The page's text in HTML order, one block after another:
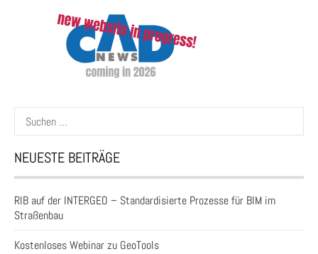
Suchen
nach:
NEUESTE BEITRÄGE
RIB auf der INTERGEO – Standardisierte Prozesse für BIM im
Straßenbau
Kostenloses Webinar zu GeoTools